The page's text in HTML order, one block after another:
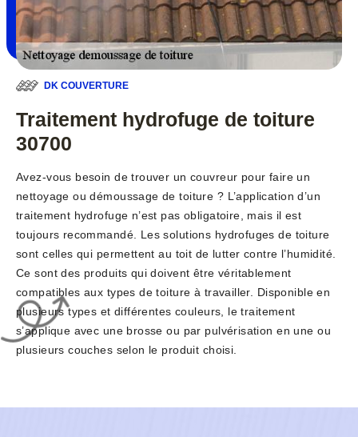
DK COUVERTURE
Traitement hydrofuge de toiture
30700
Avez-vous besoin de trouver un couvreur pour faire un
nettoyage ou démoussage de toiture ? L’application d’un
traitement hydrofuge n’est pas obligatoire, mais il est
toujours recommandé. Les solutions hydrofuges de toiture
sont celles qui permettent au toit de lutter contre l’humidité.
Ce sont des produits qui doivent être véritablement
compatibles aux types de toiture à travailler. Disponible en
plusieurs types et différentes couleurs, le traitement
s’applique avec une brosse ou par pulvérisation en une ou
plusieurs couches selon le produit choisi.